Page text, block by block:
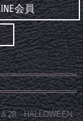
会員
＆28 HALLOWEEN